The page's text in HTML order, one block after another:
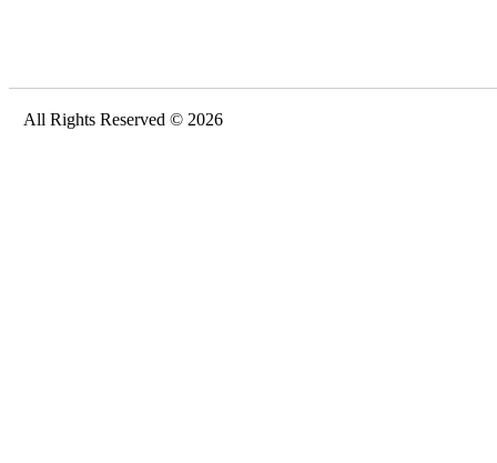
All Rights Reserved © 2026